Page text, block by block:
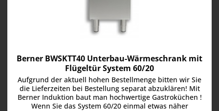
Berner BWSKTT40 Unterbau-Wärmeschrank mit
Flügeltür System 60/20
Aufgrund der aktuell hohen Bestellmenge bitten wir Sie
die Lieferzeiten bei Bestellung separat abzuklären! Mit
Berner Induktion baut man hochwertige Gastroküchen !
Wenn Sie das System 60/20 einmal etwas näher